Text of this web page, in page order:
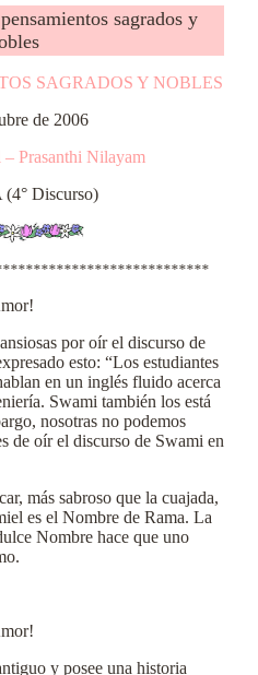
sagrados y
SAGRADOS Y NOBLES
de 2006
Prasanthi Nilayam
Discurso)
por oír el discurso de
esto: “Los estudiantes
en un inglés fluido acerca
Swami también los está
nosotras no podemos
de oír el discurso de Swami en
más sabroso que la cuajada,
es el Nombre de Rama. La
Nombre hace que uno
y posee una historia